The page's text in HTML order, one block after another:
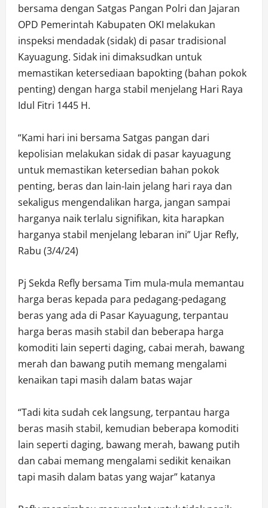
bersama dengan Satgas Pangan Polri dan Jajaran
OPD Pemerintah Kabupaten OKI melakukan
inspeksi mendadak (sidak) di pasar tradisional
Kayuagung. Sidak ini dimaksudkan untuk
memastikan ketersediaan bapokting (bahan pokok
penting) dengan harga stabil menjelang Hari Raya
Idul Fitri 1445 H.
“Kami hari ini bersama Satgas pangan dari
kepolisian melakukan sidak di pasar kayuagung
untuk memastikan ketersedian bahan pokok
penting, beras dan lain-lain jelang hari raya dan
sekaligus mengendalikan harga, jangan sampai
harganya naik terlalu signifikan, kita harapkan
harganya stabil menjelang lebaran ini” Ujar Refly,
Rabu (3/4/24)
Pj Sekda Refly bersama Tim mula-mula memantau
harga beras kepada para pedagang-pedagang
beras yang ada di Pasar Kayuagung, terpantau
harga beras masih stabil dan beberapa harga
komoditi lain seperti daging, cabai merah, bawang
merah dan bawang putih memang mengalami
kenaikan tapi masih dalam batas wajar
“Tadi kita sudah cek langsung, terpantau harga
beras masih stabil, kemudian beberapa komoditi
lain seperti daging, bawang merah, bawang putih
dan cabai memang mengalami sedikit kenaikan
tapi masih dalam batas yang wajar” katanya